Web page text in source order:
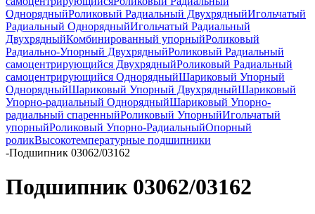
ОднорядныйРоликовый Радиальный ДвухрядныйИгольчатый
Радиальный ОднорядныйИгольчатый Радиальный
ДвухрядныйКомбинированный упорныйРоликовый
Радиально-Упорный ДвухрядныйРоликовый Радиальный
самоцентрирующийся ДвухрядныйРоликовый Радиальный
самоцентрирующийся ОднорядныйШариковый Упорный
ОднорядныйШариковый Упорный ДвухрядныйШариковый
Упорно-радиальный ОднорядныйШариковый Упорно-
радиальный спаренныйРоликовый УпорныйИгольчатый
упорныйРоликовый Упорно-РадиальныйОпорный
роликВысокотемпературные подшипники
-Подшипник 03062/03162
Подшипник 03062/03162